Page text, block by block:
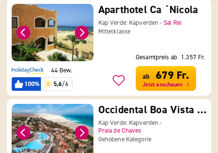
Aparthotel Ca ´Nicola
Kap Verde: Kapverden - Sal Rei
Mittelklasse
44 Bew.
100%
5,6/6
Gesamtpreis ab 1.357 Fr.
ab 679 Fr.
Jetzt anschauen
Occidental Boa Vista Beach
Kap Verde: Kapverden -
Praia de Chaves
Gehobene Kategorie